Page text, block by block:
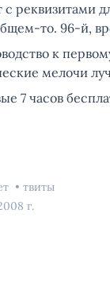
с реквизитами
то. 96-й,
к
мелочи
7 часов
твиты
г.